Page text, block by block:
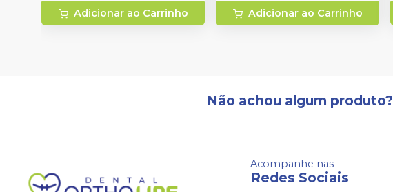
Adicionar ao Carrinho Adicionar ao Carrinho
Não achou algum produto?
Acompanhe nas
Redes Sociais